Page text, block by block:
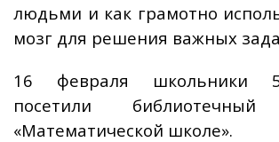
людьми и как грамотно
мозг для решения важных
16 февраля школьники
посетили
«Математической школе».